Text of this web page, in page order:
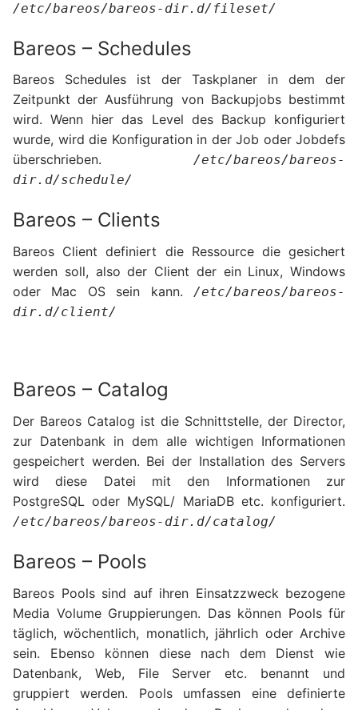
/etc/bareos/bareos-dir.d/fileset/
Bareos – Schedules
Bareos Schedules ist der Taskplaner in dem der
Zeitpunkt der Ausführung von Backupjobs bestimmt
wird. Wenn hier das Level des Backup konfiguriert
wurde, wird die Konfiguration in der Job oder Jobdefs
überschrieben.
/etc/bareos/bareos-
dir.d/schedule/
Bareos – Clients
Bareos Client definiert die Ressource die gesichert
werden soll, also der Client der ein Linux, Windows
oder Mac OS sein kann. /etc/bareos/bareos-
dir.d/client/
Bareos – Catalog
Der Bareos Catalog ist die Schnittstelle, der Director,
zur Datenbank in dem alle wichtigen Informationen
gespeichert werden. Bei der Installation des Servers
wird diese Datei mit den Informationen zur
PostgreSQL oder MySQL/ MariaDB etc. konfiguriert.
/etc/bareos/bareos-dir.d/catalog/
Bareos – Pools
Bareos Pools sind auf ihren Einsatzzweck bezogene
Media Volume Gruppierungen. Das können Pools für
täglich, wöchentlich, monatlich, jährlich oder Archive
sein. Ebenso können diese nach dem Dienst wie
Datenbank, Web, File Server etc. benannt und
gruppiert werden. Pools umfassen eine definierte